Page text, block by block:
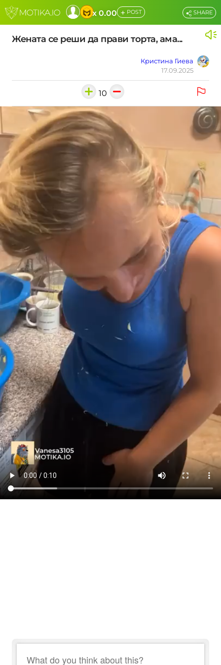
x 0.00 + POST
Жената се реши да прави торта, ама...
Кристина Гиева
17.09.2025
SHARE
10